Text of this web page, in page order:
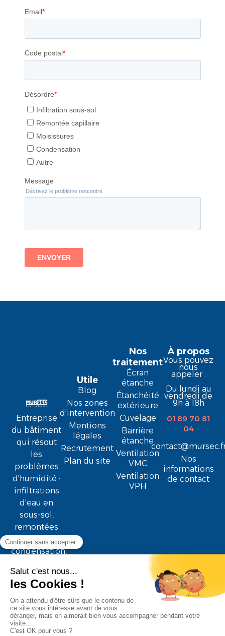
Entreprise
du bâtiment
qui résout
les
problèmes
d'humidité :
infiltrations
d'eau en
sous-sol,
remontées
capillaires,
condensation,
Nos
traitement
Écran
étanche
Étanchéité
extérieure
Cuvelage
Barrière
étanche
Ventilation
VMC
Ventilation
VPH
Utile
Blog
Nos zones
d'intervention
Mentions
légales
Recrutement
Plan du site
À propos
Vous pouvez
nous
appeler :
Du lundi au
vendredi de
9h à 18h
01 89 70 81
04
Nos
informations
de contact